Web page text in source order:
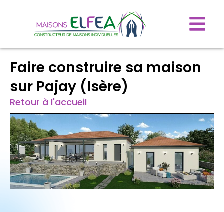
Faire construire sa maison
sur Pajay (Isère)
Retour à l'accueil